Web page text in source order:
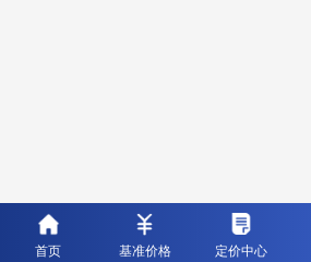
首页 基准价格 定价中心